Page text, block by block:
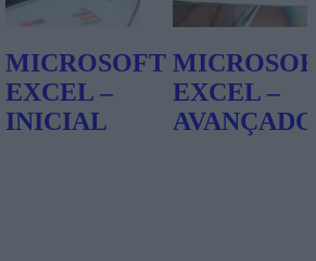
MICROSOFT
EXCEL –
INICIAL
EXCEL –
AVANÇADO